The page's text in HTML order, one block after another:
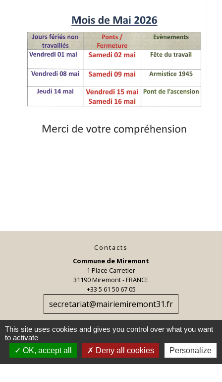
Contacts
Commune de Miremont
1 Place Carretier
31190 Miremont - FRANCE
+33 5 61 50 67 05
secretariat@mairiemiremont31.fr
This site uses cookies and gives you control over what you want
to activate
OK, accept all
Deny all cookies Personalize